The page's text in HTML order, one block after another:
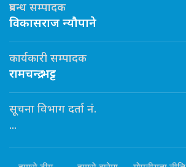
प्रबन्ध सम्पादक
विकासराज न्यौपाने
कार्यकारी सम्पादक
रामचन्द्र भट्ट
सूचना विभाग दर्ता नं.
...